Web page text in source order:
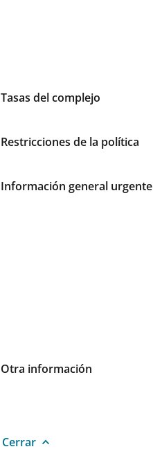
Tasas del complejo
Restricciones de la política
Información general urgente
Otra información
Cerrar